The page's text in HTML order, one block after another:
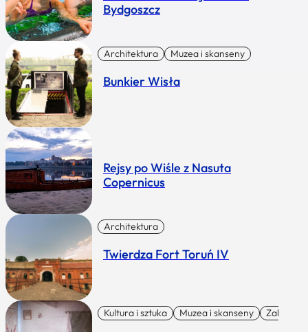
Bydgoszcz
Architektura Muzea i skanseny
Bunkier Wisła
Rejsy po Wiśle z Nasuta
Copernicus
Architektura
Twierdza Fort Toruń IV
Kultura i sztuka Muzea i skanseny Zabytki I